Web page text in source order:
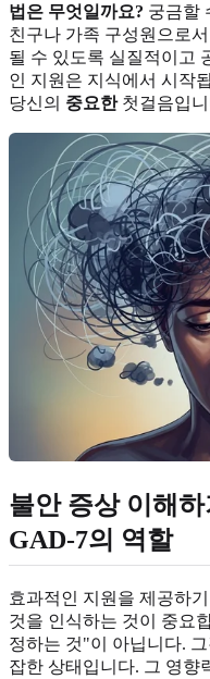
법은 무엇일까요? 궁금할
친구나 가족 구성원으로
될 수 있도록 실질적이고
인 지원은 지식에서 시작
당신의 중요한첫걸음입니
불안 증상 이해
GAD-7의 역할
효과적인 지원을 제공하
것을 인식하는 것이 중요
정하는 것"이 아닙니다.
잡한 상태입니다. 그 영향